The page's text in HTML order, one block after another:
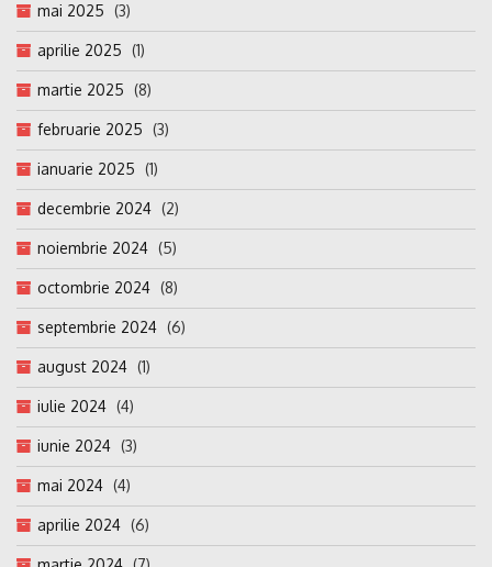
mai 2025 (3)
aprilie 2025 (1)
martie 2025 (8)
februarie 2025 (3)
ianuarie 2025 (1)
decembrie 2024 (2)
noiembrie 2024 (5)
octombrie 2024 (8)
septembrie 2024 (6)
august 2024 (1)
iulie 2024 (4)
iunie 2024 (3)
mai 2024 (4)
aprilie 2024 (6)